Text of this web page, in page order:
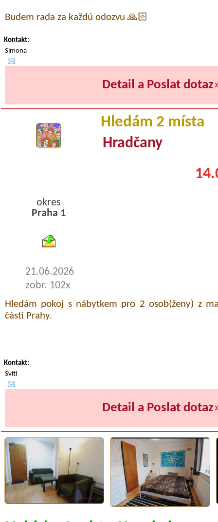
Budem rada za každú odozvu 🙏🏻
Kontakt:
Simona
Detail a Poslat dotaz
Hledám 2 místa
Hradčany
okres
Praha 1
21.06.2026
zobr. 102x
Hledám pokoj s nábytkem pro 2 osob(ženy) z
části Prahy.
Kontakt:
Svitl
Detail a Poslat dotaz